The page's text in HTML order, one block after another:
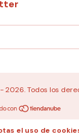
el uso de
2026. Todos los